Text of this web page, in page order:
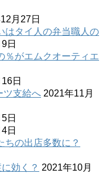
月27日
はタイ人の弁当職人の
日
％がエムクオーティエ
日
ツ支給へ 2021年11月
日
日
ちの出店多数に？
効く？ 2021年10月